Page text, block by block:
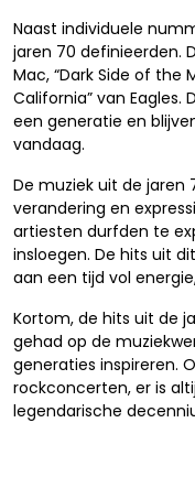
Naast individuele
jaren 70 definieerden.
Mac, “Dark Side of the
California” van
een generatie en
vandaag.
De muziek uit de jaren
verandering en
artiesten durfden te
insloegen. De hits uit
aan een tijd vol
Kortom, de hits uit de
gehad op de
generaties inspireren.
rockconcerten, er is
legendarische